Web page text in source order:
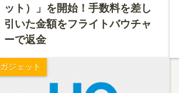
ット）」を開始！手数料を差し
引いた金額をフライトバウチャ
ーで返金
ガジェット